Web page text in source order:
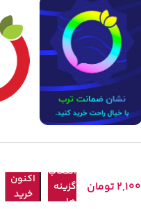
تومان
انتخاب
گزینه
ها
اکنون
خرید